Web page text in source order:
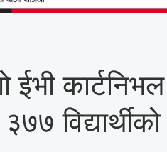
ईभी
विद्यार्थीको